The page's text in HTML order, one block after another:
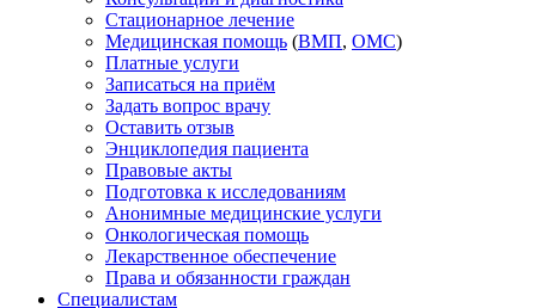
Стационарное лечение
Медицинская помощь (ВМП, ОМС)
Платные услуги
Записаться на приём
Задать вопрос врачу
Оставить отзыв
Энциклопедия пациента
Правовые акты
Подготовка к исследованиям
Анонимные медицинские услуги
Онкологическая помощь
Лекарственное обеспечение
Права и обязанности граждан
Специалистам